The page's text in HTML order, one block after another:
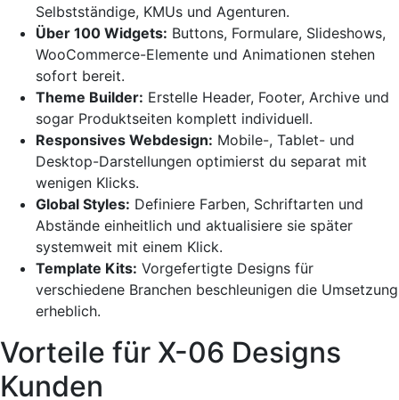
Selbstständige, KMUs und Agenturen.
Über 100 Widgets: Buttons, Formulare, Slideshows,
WooCommerce-Elemente und Animationen stehen
sofort bereit.
Theme Builder: Erstelle Header, Footer, Archive und
sogar Produktseiten komplett individuell.
Responsives Webdesign: Mobile-, Tablet- und
Desktop-Darstellungen optimierst du separat mit
wenigen Klicks.
Global Styles: Definiere Farben, Schriftarten und
Abstände einheitlich und aktualisiere sie später
systemweit mit einem Klick.
Template Kits: Vorgefertigte Designs für
verschiedene Branchen beschleunigen die Umsetzung
erheblich.
Vorteile für X-06 Designs
Kunden